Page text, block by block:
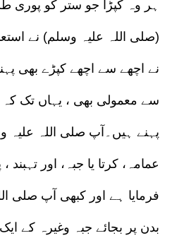
ہر وہ کپڑا جو ستر کو پوری
(صلی اللہ علیہ وسلم) نے
نے اچھے سے اچھے کپڑے بھی
سے معمولی بھی ، یہاں تک کہ
پہنے ہیں۔آپ صلی اللہ علیہ
عمامہ، کرتا یا جبہ، اور تہبند
فرمایا ہے اور کبھی آپ صلی
بدن پر بجائے جبہ وغیرہ کے